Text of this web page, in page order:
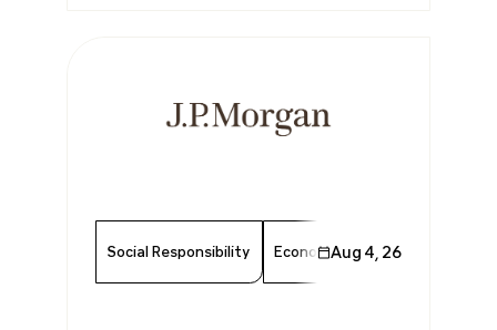
Social Responsibility Economy Finance
Aug 4, 26